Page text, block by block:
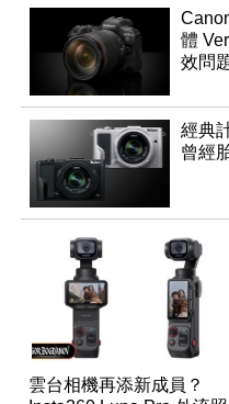
體
效問
經典
曾經
雲台相機再添新成員？